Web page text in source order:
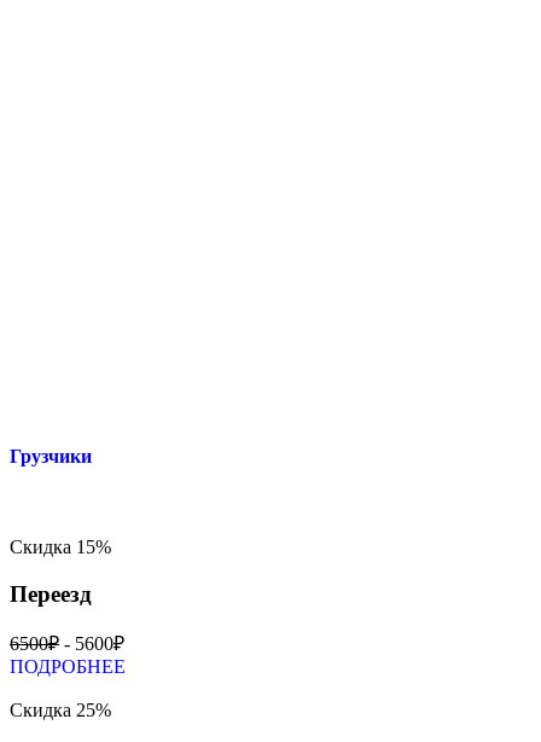
Грузчики
Скидка 15%
Переезд
6500₽ - 5600₽
ПОДРОБНЕЕ
Скидка 25%